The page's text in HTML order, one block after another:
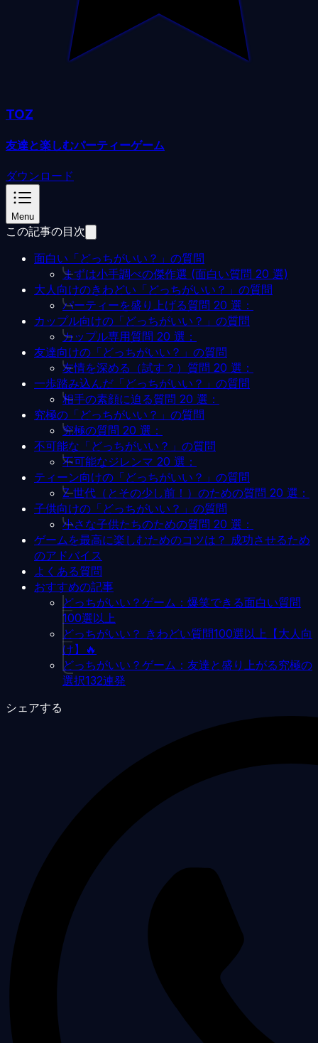
TOZ
友達と楽しむパーティーゲーム
ダウンロード
Menu
この記事の目次
面白い「どっちがいい？」の質問
まずは小手調べの傑作選 (面白い質問 20 選)
大人向けのきわどい「どっちがいい？」の質問
パーティーを盛り上げる質問 20 選：
カップル向けの「どっちがいい？」の質問
カップル専用質問 20 選：
友達向けの「どっちがいい？」の質問
友情を深める（試す？）質問 20 選：
一歩踏み込んだ「どっちがいい？」の質問
相手の素顔に迫る質問 20 選：
究極の「どっちがいい？」の質問
究極の質問 20 選：
不可能な「どっちがいい？」の質問
不可能なジレンマ 20 選：
ティーン向けの「どっちがいい？」の質問
Z 世代（とその少し前！）のための質問 20 選：
子供向けの「どっちがいい？」の質問
小さな子供たちのための質問 20 選：
ゲームを最高に楽しむためのコツは？ 成功させるため
のアドバイス
よくある質問
おすすめの記事
どっちがいい？ゲーム：爆笑できる面白い質問
100選以上
どっちがいい？ きわどい質問100選以上【大人向
け】🔥
どっちがいい？ゲーム：友達と盛り上がる究極の
選択132連発
シェアする